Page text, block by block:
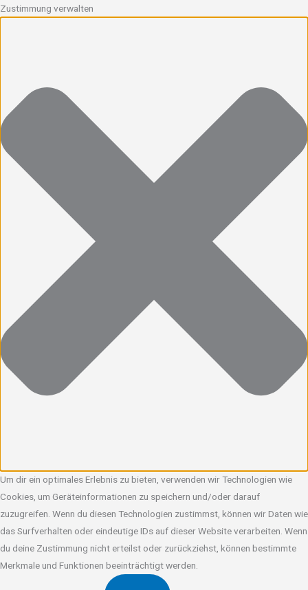
Zustimmung verwalten
Um dir ein optimales Erlebnis zu bieten, verwenden wir Technologien wie
Cookies, um Geräteinformationen zu speichern und/oder darauf
zuzugreifen. Wenn du diesen Technologien zustimmst, können wir Daten wie
das Surfverhalten oder eindeutige IDs auf dieser Website verarbeiten. Wenn
du deine Zustimmung nicht erteilst oder zurückziehst, können bestimmte
Merkmale und Funktionen beeinträchtigt werden.